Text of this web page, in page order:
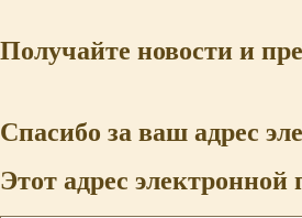
Получайте новости и
Спасибо за ваш адрес
Этот адрес